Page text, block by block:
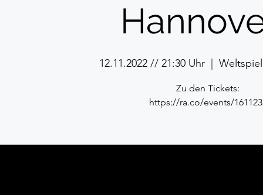
12.11.2022 // 21:30 Uhr
Zu den Tickets: